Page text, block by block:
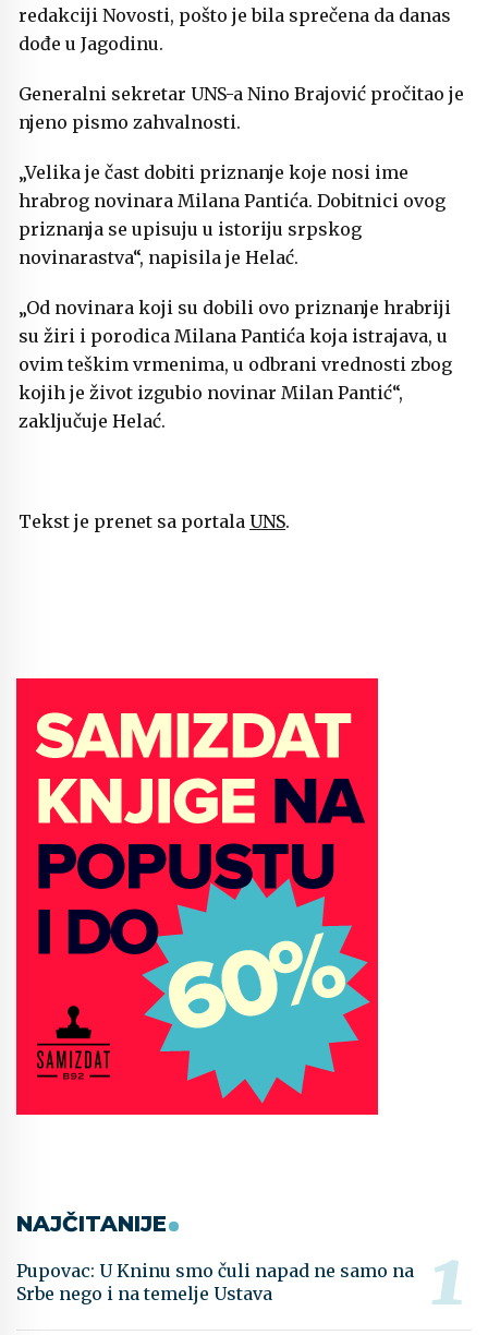
redakciji Novosti, pošto je bila sprečena da danas
dođe u Jagodinu.
Generalni sekretar UNS-a Nino Brajović pročitao je
njeno pismo zahvalnosti.
„Velika je čast dobiti priznanje koje nosi ime
hrabrog novinara Milana Pantića. Dobitnici ovog
priznanja se upisuju u istoriju srpskog
novinarastva“, napisila je Helać.
„Od novinara koji su dobili ovo priznanje hrabriji
su žiri i porodica Milana Pantića koja istrajava, u
ovim teškim vrmenima, u odbrani vrednosti zbog
kojih je život izgubio novinar Milan Pantić“,
zaključuje Helać.
Tekst je prenet sa portala UNS.
NAJČITANIJE
Pupovac: U Kninu smo čuli napad ne samo na
Srbe nego i na temelje Ustava